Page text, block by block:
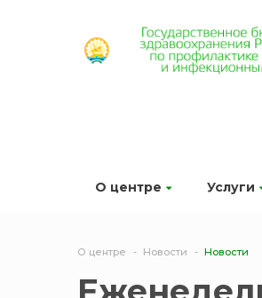
О центре Услуги
О центре Новости Новости